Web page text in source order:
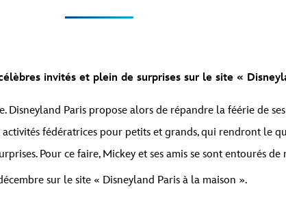
invités et plein de surprises sur le site «
Disneyland Paris propose alors de répandre la féérie de
fédératrices pour petits et grands, qui rendront le
Pour ce faire, Mickey et ses amis se sont entourés
sur le site « Disneyland Paris à la maison ».